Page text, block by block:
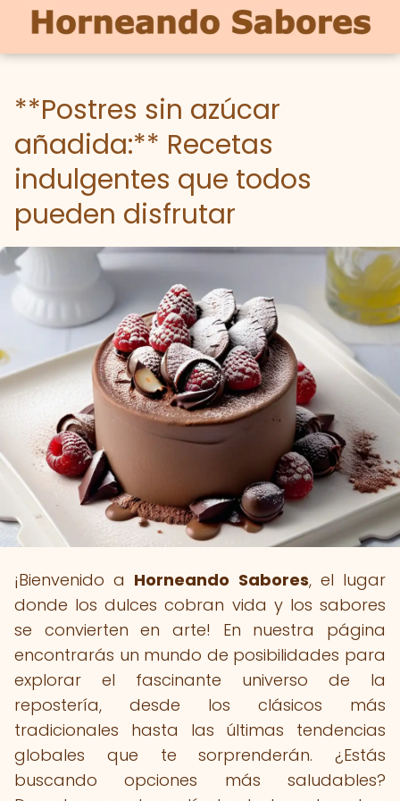
**Postres sin azúcar
añadida:** Recetas
indulgentes que todos
pueden disfrutar
¡Bienvenido a Horneando Sabores, el lugar
donde los dulces cobran vida y los sabores
se convierten en arte! En nuestra página
encontrarás un mundo de posibilidades para
explorar el fascinante universo de la
repostería, desde los clásicos más
tradicionales hasta las últimas tendencias
globales que te sorprenderán. ¿Estás
buscando opciones más saludables?